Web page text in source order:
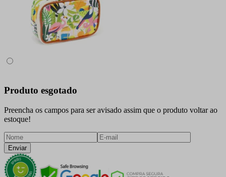
Produto esgotado
Preencha os campos para ser avisado assim que o produto voltar ao
estoque!
Enviar